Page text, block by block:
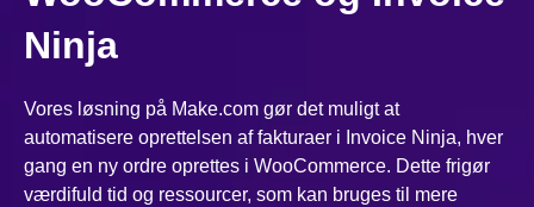
Ninja
Vores løsning på Make.com gør det muligt at
automatisere oprettelsen af fakturaer i Invoice Ninja, hver
gang en ny ordre oprettes i WooCommerce. Dette frigør
værdifuld tid og ressourcer, som kan bruges til mere